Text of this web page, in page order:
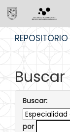
Buscar
Buscar:
por